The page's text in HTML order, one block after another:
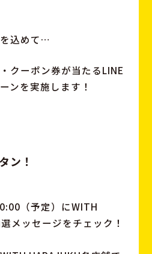
込めて…
クーポン券が当たるLINE
ンを実施します！
ン！
（予定）にWITH
メッセージをチェック！